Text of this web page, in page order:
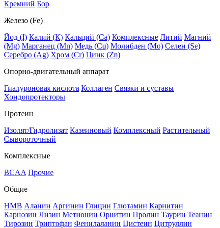
Кремний Бор
Железо (Fe)
Йод (I) Калий (К) Кальций (Са) Комплексные Литий Магний
(Mg) Марганец (Mn) Медь (Сu) Молибден (Мо) Селен (Se)
Серебро (Ag) Хром (Cr) Цинк (Zn)
Опорно-двигательный аппарат
Гиалуроновая кислота Коллаген Связки и суставы
Хондопротекторы
Протеин
Изолят/Гидролизат Казеиновый Комплексный Растительный
Сывороточный
Комплексные
BCAA Прочие
Общие
HMB Аланин Аргинин Глицин Глютамин Карнитин
Карнозин Лизин Метионин Орнитин Пролин Таурин Теанин
Тирозин Триптофан Фенилаланин Цистеин Цитруллин